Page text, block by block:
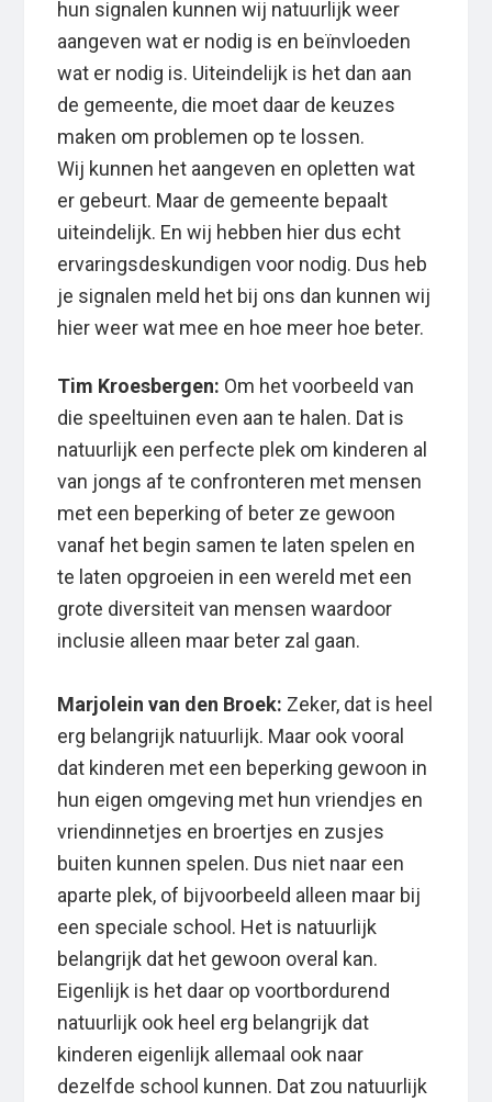
hun signalen kunnen wij natuurlijk weer
aangeven wat er nodig is en beïnvloeden
wat er nodig is. Uiteindelijk is het dan aan
de gemeente, die moet daar de keuzes
maken om problemen op te lossen.
Wij kunnen het aangeven en opletten wat
er gebeurt. Maar de gemeente bepaalt
uiteindelijk. En wij hebben hier dus echt
ervaringsdeskundigen voor nodig. Dus heb
je signalen meld het bij ons dan kunnen wij
hier weer wat mee en hoe meer hoe beter.
Tim Kroesbergen: Om het voorbeeld van
die speeltuinen even aan te halen. Dat is
natuurlijk een perfecte plek om kinderen al
van jongs af te confronteren met mensen
met een beperking of beter ze gewoon
vanaf het begin samen te laten spelen en
te laten opgroeien in een wereld met een
grote diversiteit van mensen waardoor
inclusie alleen maar beter zal gaan.
Marjolein van den Broek: Zeker, dat is heel
erg belangrijk natuurlijk. Maar ook vooral
dat kinderen met een beperking gewoon in
hun eigen omgeving met hun vriendjes en
vriendinnetjes en broertjes en zusjes
buiten kunnen spelen. Dus niet naar een
aparte plek, of bijvoorbeeld alleen maar bij
een speciale school. Het is natuurlijk
belangrijk dat het gewoon overal kan.
Eigenlijk is het daar op voortbordurend
natuurlijk ook heel erg belangrijk dat
kinderen eigenlijk allemaal ook naar
dezelfde school kunnen. Dat zou natuurlijk